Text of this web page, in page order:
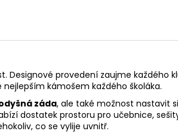
Designové provedení zaujme každého
kámošem každého školáka.
záda, ale také možnost nastavit
dostatek prostoru pro učebnice,
co se vylije uvnitř.